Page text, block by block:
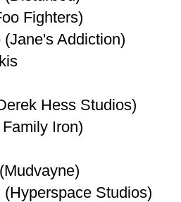
Fighters)
Addiction)
Hess Studios)
Iron)
Studios)